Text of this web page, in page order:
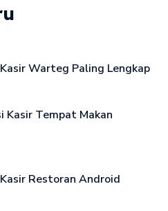
Warteg Paling Lengkap
Kasir Tempat Makan
Restoran Android